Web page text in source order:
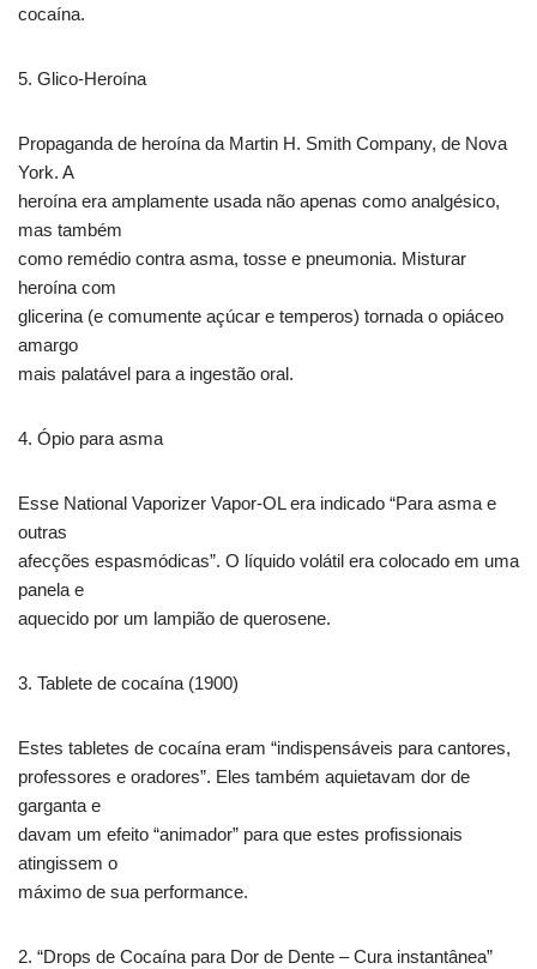
cocaína.
5. Glico-Heroína
Propaganda de heroína da Martin H. Smith Company, de Nova
York. A
heroína era amplamente usada não apenas como analgésico,
mas também
como remédio contra asma, tosse e pneumonia. Misturar
heroína com
glicerina (e comumente açúcar e temperos) tornada o opiáceo
amargo
mais palatável para a ingestão oral.
4. Ópio para asma
Esse National Vaporizer Vapor-OL era indicado “Para asma e
outras
afecções espasmódicas”. O líquido volátil era colocado em uma
panela e
aquecido por um lampião de querosene.
3. Tablete de cocaína (1900)
Estes tabletes de cocaína eram “indispensáveis para cantores,
professores e oradores”. Eles também aquietavam dor de
garganta e
davam um efeito “animador” para que estes profissionais
atingissem o
máximo de sua performance.
2. “Drops de Cocaína para Dor de Dente – Cura instantânea”